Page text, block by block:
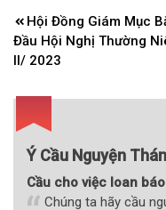
Điều
hướng
bài
Hội Đồng Giám Mục
Đầu Hội Nghị Thường
II/ 2023
Ý Cầu Nguyện
Cầu cho việc loan
Chúng ta hãy cầu